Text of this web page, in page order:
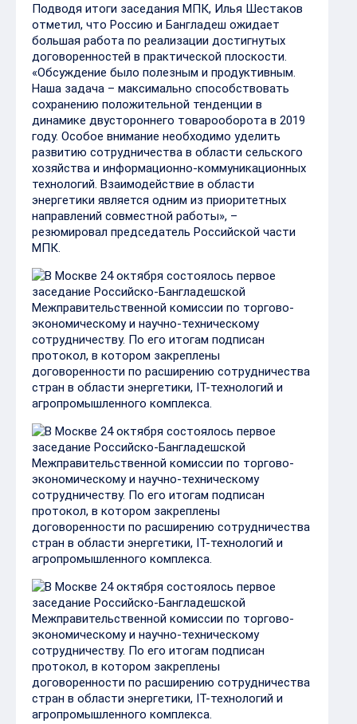
Подводя итоги заседания МПК, Илья Шестаков
отметил, что Россию и Бангладеш ожидает
большая работа по реализации достигнутых
договоренностей в практической плоскости.
«Обсуждение было полезным и продуктивным.
Наша задача – максимально способствовать
сохранению положительной тенденции в
динамике двустороннего товарооборота в 2019
году. Особое внимание необходимо уделить
развитию сотрудничества в области сельского
хозяйства и информационно-коммуникационных
технологий. Взаимодействие в области
энергетики является одним из приоритетных
направлений совместной работы», –
резюмировал председатель Российской части
МПК.